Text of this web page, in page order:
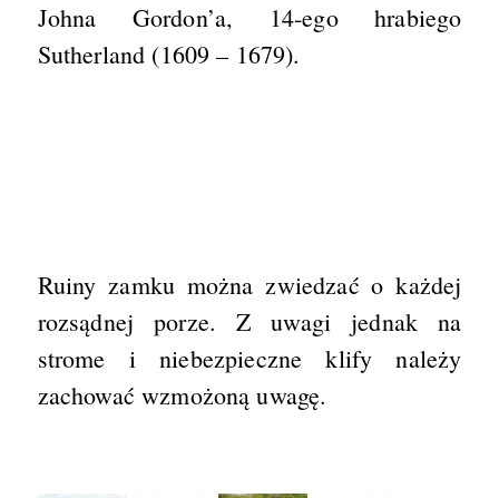
Johna Gordon’a, 14-ego hrabiego
Sutherland (1609 – 1679).
Ruiny zamku można zwiedzać o każdej
rozsądnej porze. Z uwagi jednak na
strome i niebezpieczne klify należy
zachować wzmożoną uwagę.